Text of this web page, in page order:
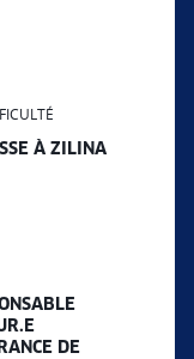
À ZILINA
DE